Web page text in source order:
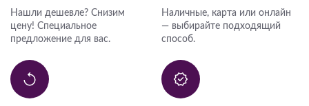
Нашли дешевле? Снизим
цену! Специальное
предложение для вас.
Наличные, карта или онлайн
— выбирайте подходящий
способ.